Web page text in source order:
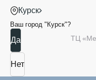
Курск
Ваш город " Курск"?
ТЦ